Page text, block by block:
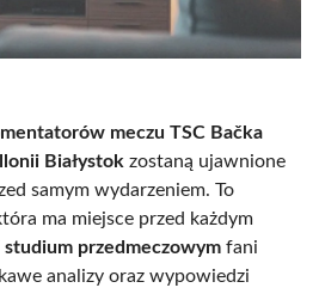
meczu TSC Bačka
Białystok zostaną ujawnione
samym wydarzeniem. To
ma miejsce przed każdym
studium przedmeczowym fani
analizy oraz wypowiedzi